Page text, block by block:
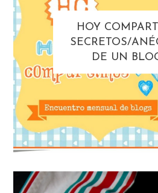
HOY
SECRETOS/
DE UN